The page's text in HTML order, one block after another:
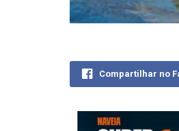
Compartilhar no